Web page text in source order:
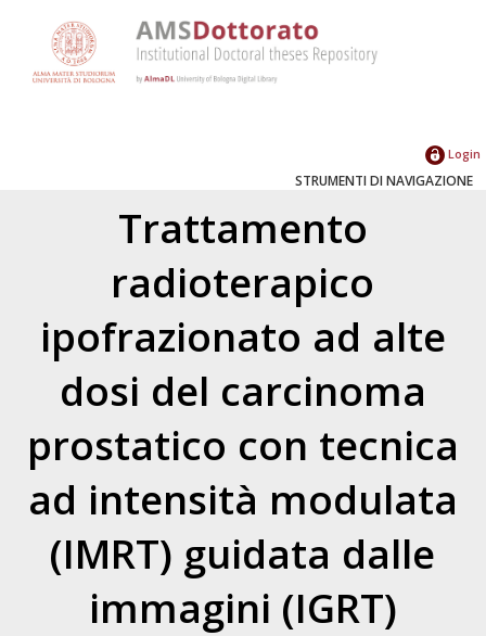
Login
STRUMENTI DI NAVIGAZIONE
Trattamento
radioterapico
ipofrazionato ad alte
dosi del carcinoma
prostatico con tecnica
ad intensità modulata
(IMRT) guidata dalle
immagini (IGRT)